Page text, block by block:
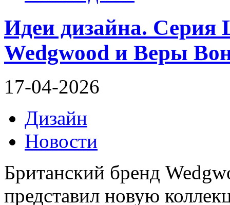
Идеи дизайна. Серия
Wedgwood и Веры
17-04-2026
Дизайн
Новости
Британский бренд
представил новую